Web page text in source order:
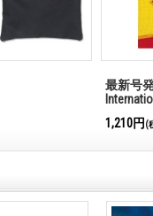
最新号発
1,210円 (